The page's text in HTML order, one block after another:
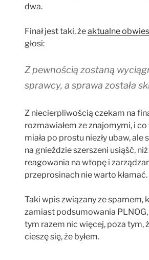
dwa.
Finał jest taki, żeaktualne
głosi:
Z pewnością zostaną
sprawcy, a sprawa została
Z niecierpliwością czekam na
rozmawiałem ze znajomymi, i
miała po prostu niezły ubaw,
na gnieździe szerszeni usiąść,
reagowania na wtopę i
przeprosinach nie warto kłamać.
Taki wpis związany ze spamem,
zamiast podsumowania
tym razem nic więcej, poza tym,
cieszę się, że byłem.